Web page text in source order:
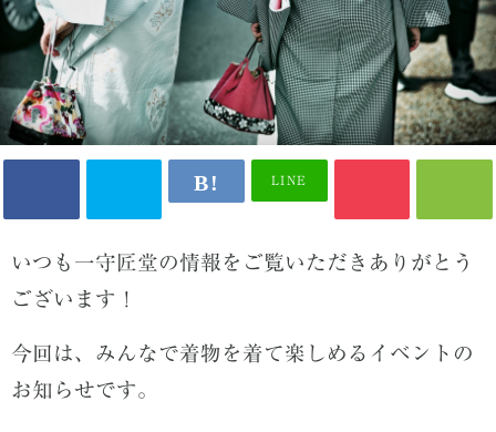
LINE
いつも一守匠堂の情報をご覧いただきありがとう
ございます！
今回は、みんなで着物を着て楽しめるイベントの
お知らせです。